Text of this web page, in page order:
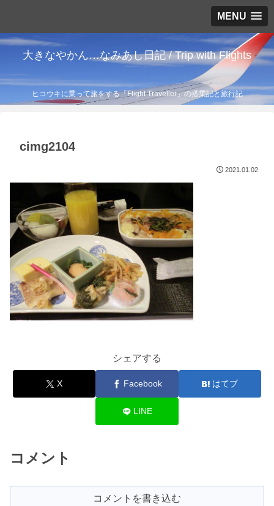
MENU
大きなやかん…なみあし日記 / Trip with Flights
ヒコウキに乗って旅をする「Flight Traveller」の搭乗記と旅行記
cimg2104
2021.01.02
シェアする
X Facebook はてブ
LINE
コメント
コメントを書き込む